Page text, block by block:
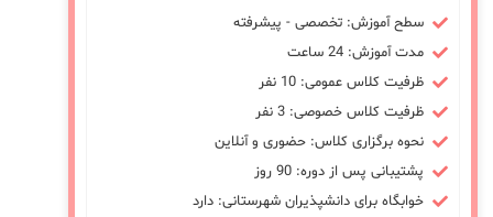
سطح آموزش: تخصصی - پیشرفته
مدت آموزش: 24 ساعت
ظرفیت کلاس عمومی: 10 نفر
ظرفیت کلاس خصوصی: 3 نفر
نحوه برگزاری کلاس: حضوری و آنلاین
پشتیبانی پس از دوره: 90 روز
خوابگاه برای دانشپذیران شهرستانی: دارد